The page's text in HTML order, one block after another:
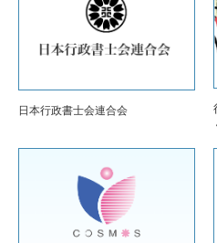
日本行政書士会連合会